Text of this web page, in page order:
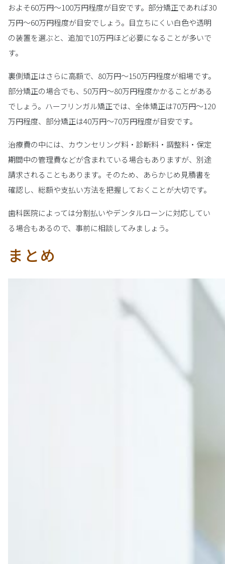
およそ60万円〜100万円程度が目安です。部分矯正であれば30
万円〜60万円程度が目安でしょう。目立ちにくい白色や透明
の装置を選ぶと、追加で10万円ほど必要になることが多いで
す。
裏側矯正はさらに高額で、80万円〜150万円程度が相場です。
部分矯正の場合でも、50万円〜80万円程度かかることがある
でしょう。ハーフリンガル矯正では、全体矯正は70万円〜120
万円程度、部分矯正は40万円〜70万円程度が目安です。
治療費の中には、カウンセリング料・診断料・調整料・保定
期間中の管理費などが含まれている場合もありますが、別途
請求されることもあります。そのため、あらかじめ見積書を
確認し、総額や支払い方法を把握しておくことが大切です。
歯科医院によっては分割払いやデンタルローンに対応してい
る場合もあるので、事前に相談してみましょう。
まとめ